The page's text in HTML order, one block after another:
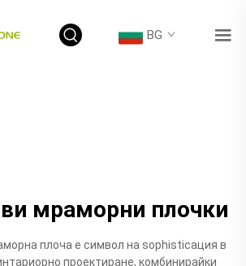
BG
мраморни плочки
плоча е символ на sophisticaция в
проектиране, комбинирайки